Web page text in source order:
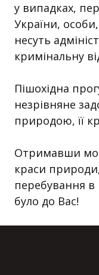
у випадках,
України,
несуть
кримінальну
Пішохідна
незрівняне
природою, її
Отримавши
краси
перебування в
було до Вас!